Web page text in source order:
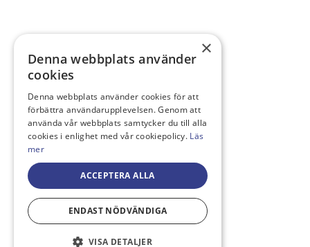
×
Denna webbplats använder
cookies
Denna webbplats använder cookies för att
förbättra användarupplevelsen. Genom att
använda vår webbplats samtycker du till alla
cookies i enlighet med vår cookiepolicy. Läs
mer
ACCEPTERA ALLA
ENDAST NÖDVÄNDIGA
VISA DETALJER